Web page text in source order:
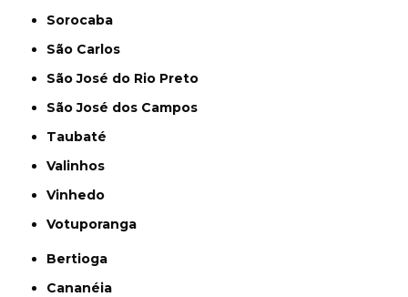
Sorocaba
São Carlos
São José do Rio Preto
São José dos Campos
Taubaté
Valinhos
Vinhedo
Votuporanga
Bertioga
Cananéia